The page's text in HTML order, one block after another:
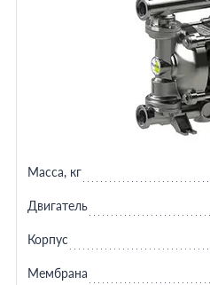
Масса, кг
Двигатель
Корпус
Мембрана